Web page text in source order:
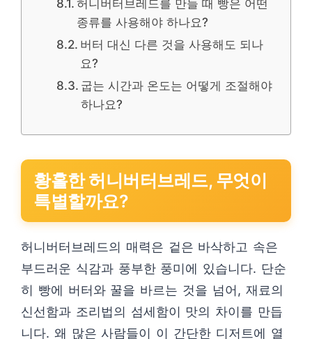
허니버터브레드를 만들 때 빵은 어떤
종류를 사용해야 하나요?
버터 대신 다른 것을 사용해도 되나
요?
굽는 시간과 온도는 어떻게 조절해야
하나요?
황홀한 허니버터브레드, 무엇이
특별할까요?
허니버터브레드의 매력은 겉은 바삭하고 속은
부드러운 식감과 풍부한 풍미에 있습니다. 단순
히 빵에 버터와 꿀을 바르는 것을 넘어, 재료의
신선함과 조리법의 섬세함이 맛의 차이를 만듭
니다. 왜 많은 사람들이 이 간단한 디저트에 열